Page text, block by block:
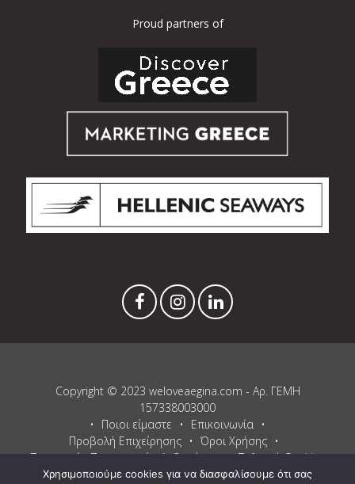
Proud partners of
Copyright © 2023 weloveaegina.com - Αρ. ΓΕΜΗ
157338003000
Ποιοι είμαστε
Επικοινωνία
Προβολή Επιχείρησης
Όροι Χρήσης
Προστασία Προσωπικών Δεδομένων
Πολιτική Cookies
Χρησιμοποιούμε cookies για να διασφαλίσουμε ότι σας